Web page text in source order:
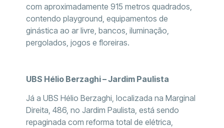
com aproximadamente 915 metros quadrados,
contendo playground, equipamentos de
ginástica ao ar livre, bancos, iluminação,
pergolados, jogos e floreiras.
UBS Hélio Berzaghi – Jardim Paulista
Já a UBS Hélio Berzaghi, localizada na Marginal
Direita, 486, no Jardim Paulista, está sendo
repaginada com reforma total de elétrica,